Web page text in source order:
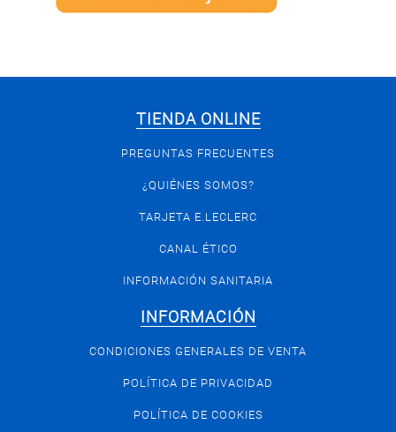
TIENDA ONLINE
PREGUNTAS FRECUENTES
¿QUIÉNES SOMOS?
TARJETA E.LECLERC
CANAL ÉTICO
INFORMACIÓN SANITARIA
INFORMACIÓN
CONDICIONES GENERALES DE VENTA
POLÍTICA DE PRIVACIDAD
POLÍTICA DE COOKIES